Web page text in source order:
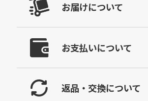
お届けについて
お支払いについて
返品・交換について